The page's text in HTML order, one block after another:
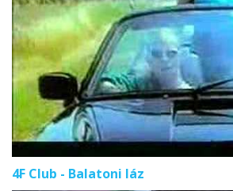
4F Club - Balatoni láz